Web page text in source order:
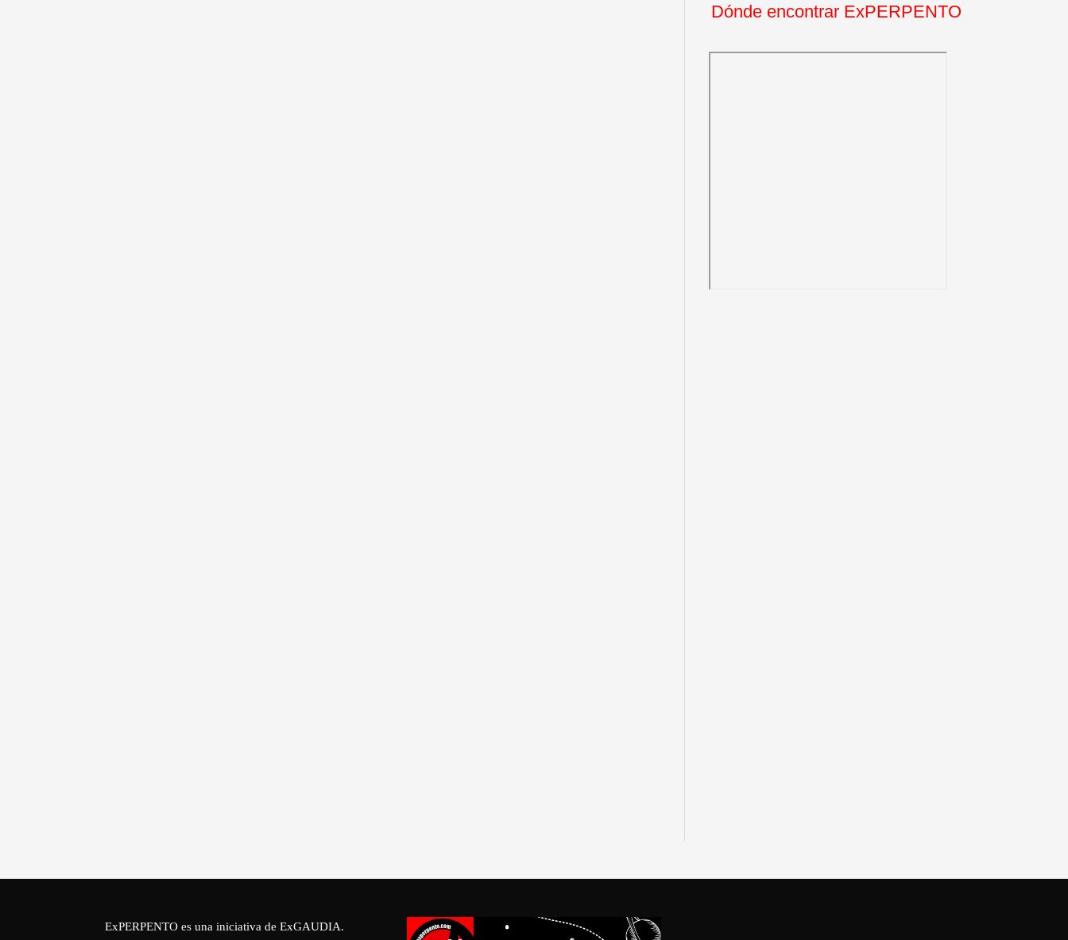
Dónde encontrar ExPERPENTO
ExPERPENTO es una iniciativa de ExGAUDIA.